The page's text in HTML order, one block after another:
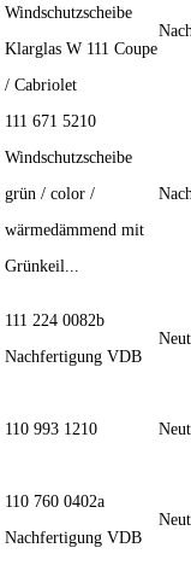
Windschutzscheibe
Klarglas W 111 Coupe
/ Cabriolet
111 671 5210
Windschutzscheibe
grün / color /
wärmedämmend mit
Grünkeil...
111 224 0082b
Nachfertigung VDB
110 993 1210
110 760 0402a
Nachfertigung VDB